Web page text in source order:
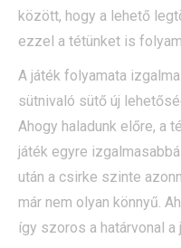
között, hogy a lehető
ezzel a tétünket is
A játék folyamata
sütnivaló sütő új
Ahogy haladunk előre, a
játék egyre
után a csirke szinte
már nem olyan könnyű.
így szoros a határvonal